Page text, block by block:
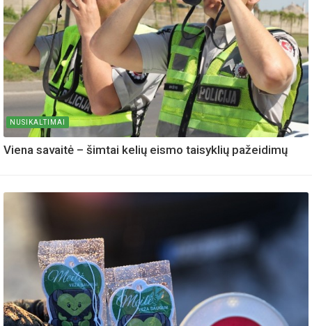
NUSIKALTIMAI
Viena savaitė – šimtai kelių eismo taisyklių pažeidimų